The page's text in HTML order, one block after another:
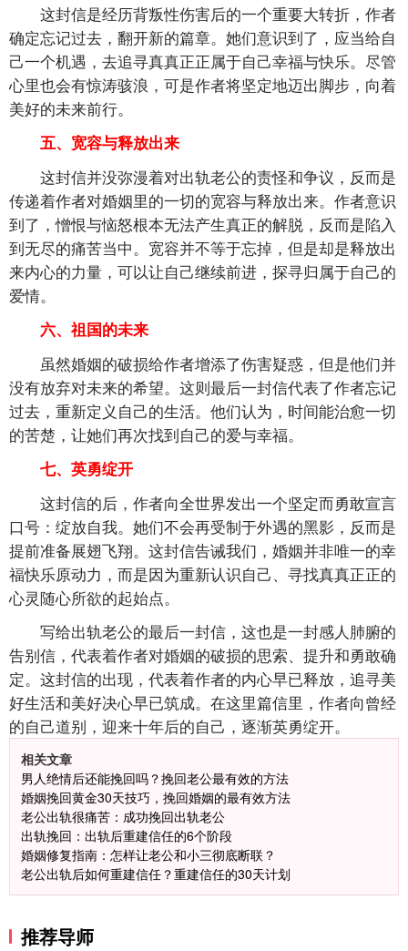
这封信是经历背叛性伤害后的一个重要大转折，作者
确定忘记过去，翻开新的篇章。她们意识到了，应当给自
己一个机遇，去追寻真真正正属于自己幸福与快乐。尽管
心里也会有惊涛骇浪，可是作者将坚定地迈出脚步，向着
美好的未来前行。
五、宽容与释放出来
这封信并没弥漫着对出轨老公的责怪和争议，反而是
传递着作者对婚姻里的一切的宽容与释放出来。作者意识
到了，憎恨与恼怒根本无法产生真正的解脱，反而是陷入
到无尽的痛苦当中。宽容并不等于忘掉，但是却是释放出
来内心的力量，可以让自己继续前进，探寻归属于自己的
爱情。
六、祖国的未来
虽然婚姻的破损给作者增添了伤害疑惑，但是他们并
没有放弃对未来的希望。这则最后一封信代表了作者忘记
过去，重新定义自己的生活。他们认为，时间能治愈一切
的苦楚，让她们再次找到自己的爱与幸福。
七、英勇绽开
这封信的后，作者向全世界发出一个坚定而勇敢宣言
口号：绽放自我。她们不会再受制于外遇的黑影，反而是
提前准备展翅飞翔。这封信告诫我们，婚姻并非唯一的幸
福快乐原动力，而是因为重新认识自己、寻找真真正正的
心灵随心所欲的起始点。
写给出轨老公的最后一封信，这也是一封感人肺腑的
告别信，代表着作者对婚姻的破损的思索、提升和勇敢确
定。这封信的出现，代表着作者的内心早已释放，追寻美
好生活和美好决心早已筑成。在这里篇信里，作者向曾经
的自己道别，迎来十年后的自己，逐渐英勇绽开。
相关文章
男人绝情后还能挽回吗？挽回老公最有效的方法
婚姻挽回黄金30天技巧，挽回婚姻的最有效方法
老公出轨很痛苦：成功挽回出轨老公
出轨挽回：出轨后重建信任的6个阶段
婚姻修复指南：怎样让老公和小三彻底断联？
老公出轨后如何重建信任？重建信任的30天计划
推荐导师